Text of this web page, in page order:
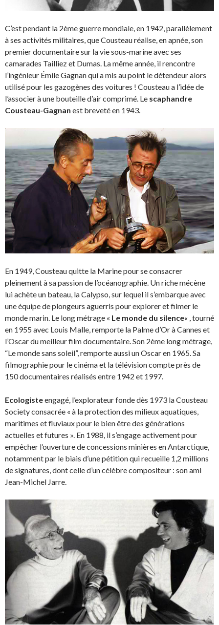
C’est pendant la 2ème guerre mondiale, en 1942, parallèlement
à ses activités militaires, que Cousteau réalise, en apnée, son
premier documentaire sur la vie sous-marine avec ses
camarades Tailliez et Dumas. La même année, il rencontre
l’ingénieur Émile Gagnan qui a mis au point le détendeur alors
utilisé pour les gazogènes des voitures ! Cousteau a l’idée de
l’associer à une bouteille d’air comprimé. Le scaphandre
Cousteau-Gagnan est breveté en 1943.
En 1949, Cousteau quitte la Marine pour se consacrer
pleinement à sa passion de l’océanographie. Un riche mécène
lui achète un bateau, la Calypso, sur lequel il s’embarque avec
une équipe de plongeurs aguerris pour explorer et filmer le
monde marin. Le long métrage « Le monde du silence« , tourné
en 1955 avec Louis Malle, remporte la Palme d’Or à Cannes et
l’Oscar du meilleur film documentaire. Son 2ème long métrage,
“Le monde sans soleil”, remporte aussi un Oscar en 1965. Sa
filmographie pour le cinéma et la télévision compte près de
150 documentaires réalisés entre 1942 et 1997.
Ecologisteengagé, l’explorateur fonde dès 1973 la Cousteau
Society consacrée « à la protection des milieux aquatiques,
maritimes et fluviaux pour le bien être des générations
actuelles et futures ». En 1988, il s’engage activement pour
empêcher l’ouverture de concessions minières en Antarctique,
notamment par le biais d’une pétition qui recueille 1,2 millions
de signatures, dont celle d’un célèbre compositeur : son ami
Jean-Michel Jarre.